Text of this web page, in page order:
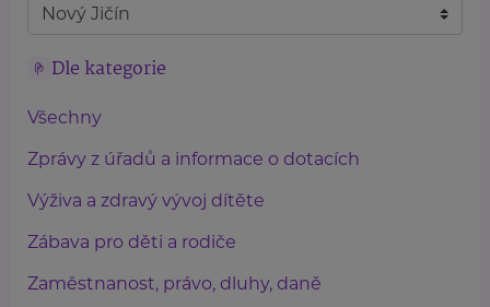
Dle kategorie
Všechny
Zprávy z úřadů a informace o dotacích
Výživa a zdravý vývoj dítěte
Zábava pro děti a rodiče
Zaměstnanost, právo, dluhy, daně